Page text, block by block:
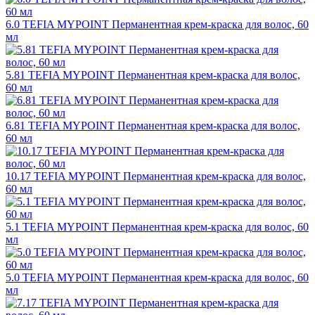
6.0 TEFIA MYPOINT Перманентная крем-краска для волос, 60
мл
5.81 TEFIA MYPOINT Перманентная крем-краска для волос,
60 мл
6.81 TEFIA MYPOINT Перманентная крем-краска для волос,
60 мл
10.17 TEFIA MYPOINT Перманентная крем-краска для волос,
60 мл
5.1 TEFIA MYPOINT Перманентная крем-краска для волос, 60
мл
5.0 TEFIA MYPOINT Перманентная крем-краска для волос, 60
мл